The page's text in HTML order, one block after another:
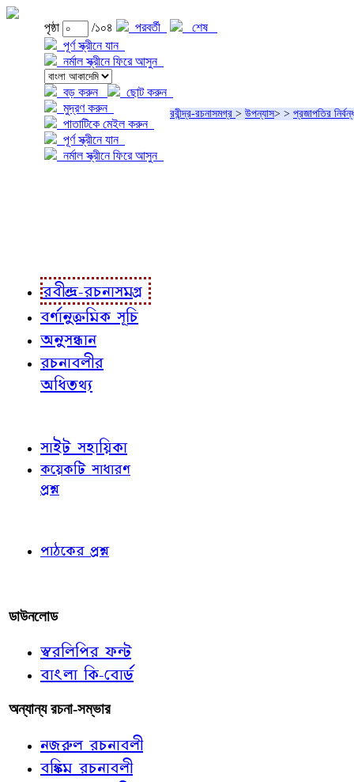
পৃষ্ঠা /১০৪ পরবর্তী
শেষ
পূর্ণ স্ক্রীনে যান
নর্মাল স্ক্রীনে ফিরে আসুন
বড় করুন
ছোট করুন
মুদ্রণ করুন
পাতাটিকে মেইল করুন
পূর্ণ স্ক্রীনে যান
নর্মাল স্ক্রীনে ফিরে আসুন
রবীন্দ্র-রচনাসমগ্র > উপন্যাস> > প্রজাপতির
রবীন্দ্র-রচনাসমগ্র
বর্ণানুক্রমিক সূচি
অনুসন্ধান
রচনাবলীর
অধিতথ্য
সাইট সহায়িকা
কয়েকটি সাধারণ
প্রশ্ন
পাঠকের প্রশ্ন
ডাউনলোড
স্বরলিপির ফন্ট
বাংলা কি-বোর্ড
অন্যান্য রচনা-সম্ভার
নজরুল রচনাবলী
বঙ্কিম রচনাবলী